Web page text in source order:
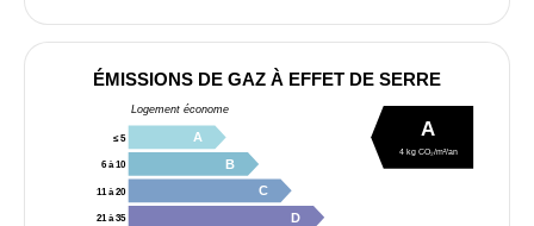
ÉMISSIONS DE GAZ À EFFET DE SERRE
Logement économe
≤ 5 A
6 à 10 B
11 à 20 C
21 à 35 D
A
4 kg CO₂/m²/an